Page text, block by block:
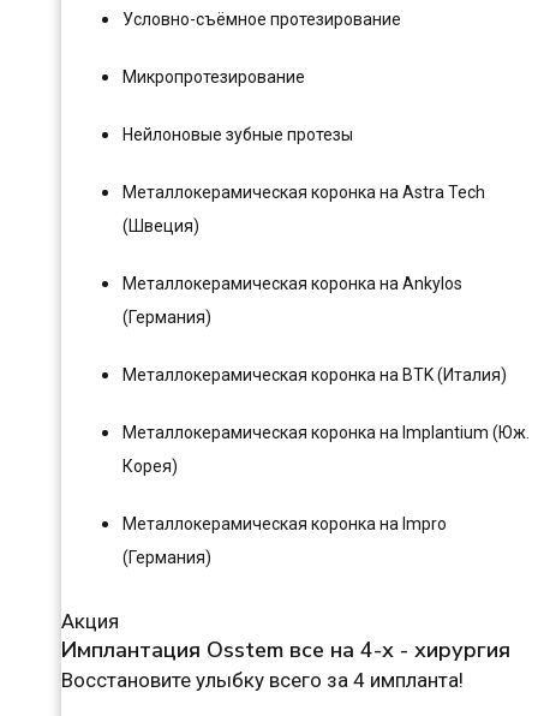
Условно-съёмное протезирование
Микропротезирование
Нейлоновые зубные протезы
Металлокерамическая коронка на Astra Tech
(Швеция)
Металлокерамическая коронка на Ankylos
(Германия)
Металлокерамическая коронка на BTK (Италия)
Металлокерамическая коронка на Implantium (Юж.
Корея)
Металлокерамическая коронка на Impro
(Германия)
Акция
Имплантация Osstem все на 4-х - хирургия
Восстановите улыбку всего за 4 импланта!